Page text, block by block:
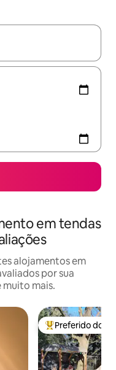
explore-os
em tendas
alojamentos em
por sua
muito mais.
Entre os
Preferido dos